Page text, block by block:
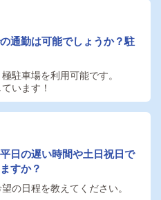
負担
通勤は可能でしょうか？駐
駐車場を利用可能です。
います！
日の遅い時間や土日祝日で
すか？
の日程を教えてください。